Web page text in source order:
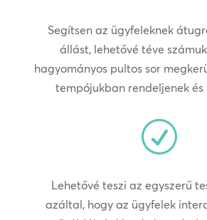
Segítsen az ügyfeleknek
állást, lehetővé téve
hagyományos pultos sor
tempójukban rendeljenek és
R
Lehetővé teszi az egyszerű
azáltal, hogy az ügyfelek